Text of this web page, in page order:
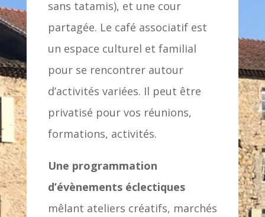
sans tatamis), et une cour
partagée. Le café associatif est
un espace culturel et familial
pour se rencontrer autour
d’activités variées. Il peut être
privatisé pour vos réunions,
formations, activités.
Une programmation
d’évènements éclectiques
mêlant ateliers créatifs, marchés